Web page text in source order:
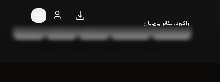
راکورد، تئاتر بی‌پایان
داستان دغدغه رابطه های این روزهای ماست
ورود و پخش پیش نمایش